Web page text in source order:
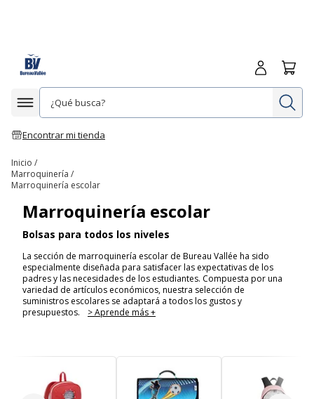
Afficher la navigation
Encontrar mi tienda
Iniciar
Inicio
Marroquinería
Marroquinería escolar
Marroquinería escolar
Bolsas para todos los niveles
La sección de marroquinería escolar de Bureau Vallée ha sido
especialmente diseñada para satisfacer las expectativas de los
padres y las necesidades de los estudiantes. Compuesta por una
variedad de artículos económicos, nuestra selección de
suministros escolares se adaptará a todos los gustos y
presupuestos.
> Aprende más +